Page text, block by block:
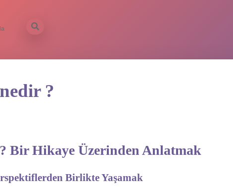
?
Bir Hikaye Üzerinden Anlatmak
Birlikte Yaşamak